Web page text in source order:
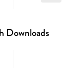
Downloads